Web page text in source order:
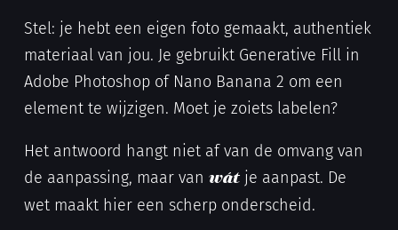
Stel: je hebt een eigen foto gemaakt, authentiek
materiaal van jou. Je gebruikt Generative Fill in
Adobe Photoshop of Nano Banana 2 om een
element te wijzigen. Moet je zoiets labelen?
Het antwoord hangt niet af van de omvang van
de aanpassing, maar van wát je aanpast. De
wet maakt hier een scherp onderscheid.